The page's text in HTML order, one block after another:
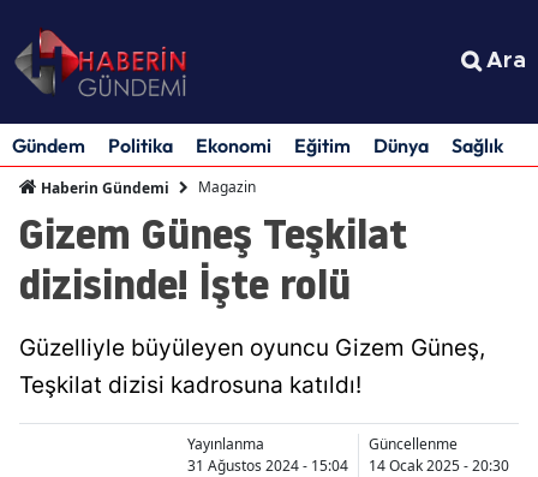
Ara
Gündem Politika Ekonomi Eğitim Dünya Sağlık
Haberin Gündemi Magazin
Gizem Güneş Teşkilat
dizisinde! İşte rolü
Güzelliyle büyüleyen oyuncu Gizem Güneş,
Teşkilat dizisi kadrosuna katıldı!
Yayınlanma
31 Ağustos 2024 - 15:04
Güncellenme
14 Ocak 2025 - 20:30